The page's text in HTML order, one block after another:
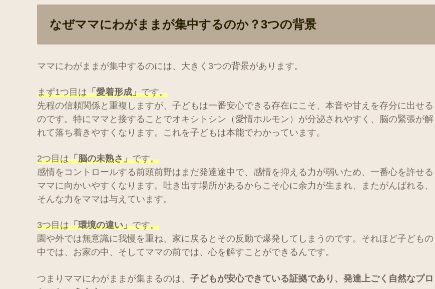
なぜママにわがままが集中するのか？3つの背景
ママにわがままが集中するのには、大きく3つの背景があります。
まず1つ目は「愛着形成」です。
先程の信頼関係と重複しますが、子どもは一番安心できる存在にこそ、本音や甘えを存分に出せる
のです。特にママと接することでオキシトシン（愛情ホルモン）が分泌されやすく、脳の緊張が解
れて落ち着きやすくなります。これを子どもは本能でわかっています。
2つ目は「脳の未熟さ」です。
感情をコントロールする前頭前野はまだ発達途中で、感情を抑える力が弱いため、一番心を許せる
ママに向かいやすくなります。吐き出す場所があるからこそ心に余力が生まれ、またがんばれる、
そんな力をママは与えています。
3つ目は「環境の違い」です。
園や外では無意識に我慢を重ね、家に戻るとその反動で爆発してしまうのです。それほど子どもの
中では、お家の中、そしてママの前では、心を解すことができるんです。
つまりママにわがままが集まるのは、 子どもが安心できている証拠であり、発達上ごく自然なプロ